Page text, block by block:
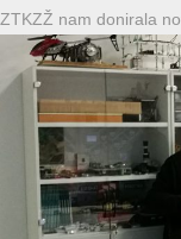
ZTKZŽ nam donirala